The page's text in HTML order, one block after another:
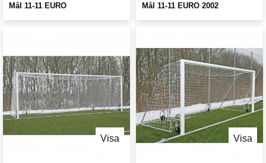
Mål 11-11 EURO Mål 11-11 EURO 2002
Visa Visa